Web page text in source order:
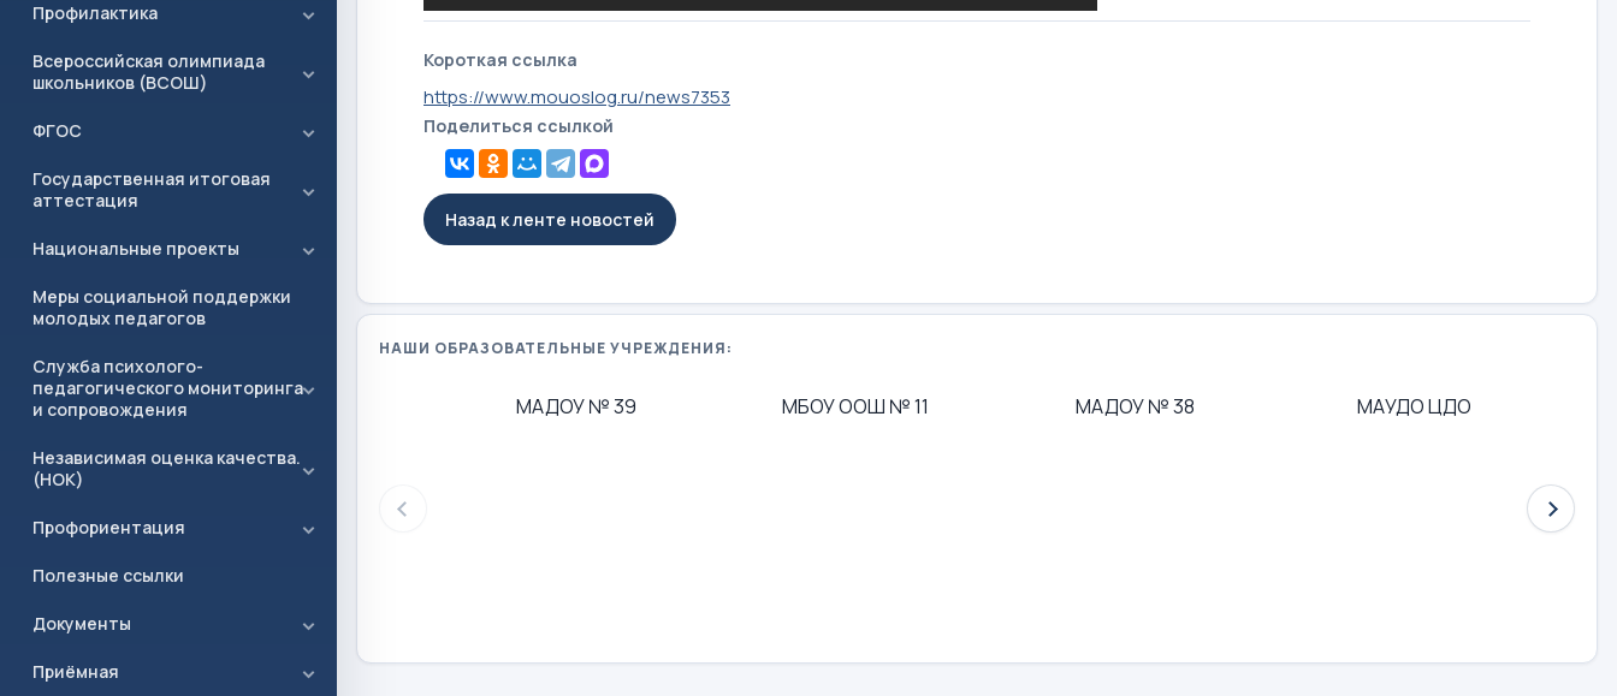
Профилактика
Всероссийская олимпиада
школьников (ВСОШ)
ФГОС
Государственная итоговая
аттестация
Национальные проекты
Меры социальной поддержки
молодых педагогов
Служба психолого-
педагогического мониторинга
и сопровождения
Независимая оценка качества.
(НОК)
Профориентация
Полезные ссылки
Документы
Приёмная
Короткая ссылка
https://www.mouoslog.ru/news7353
Поделиться ссылкой
Назад к ленте новостей
НАШИ ОБРАЗОВАТЕЛЬНЫЕ УЧРЕЖДЕНИЯ:
МАДОУ № 39 МБОУ ООШ № 11 МАДОУ № 38 МАУДО ЦДО